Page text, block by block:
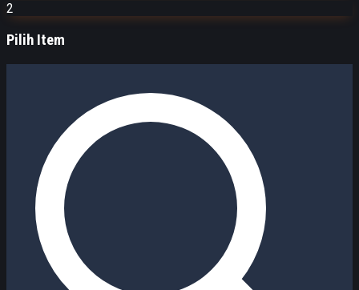
2
Pilih Item